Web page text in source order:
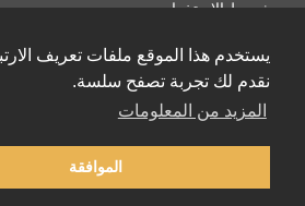
يستخدم هذا الموقع ملفات تعريف
نقدم لك تجربة تصفح سلسة.
المزيد من المعلومات
الموافقة
شروط الإستخدام
اتصل بنا
lernu.net |Impressum